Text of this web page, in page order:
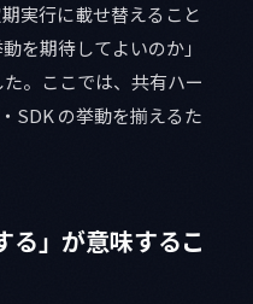
実行に載せ替えること
を期待してよいのか」
。ここでは、共有ハー
SDK の挙動を揃えるた
る」が意味するこ